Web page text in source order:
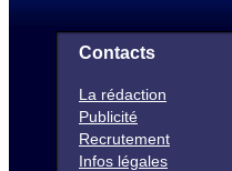
Contacts
La rédaction
Publicité
Recrutement
Infos légales